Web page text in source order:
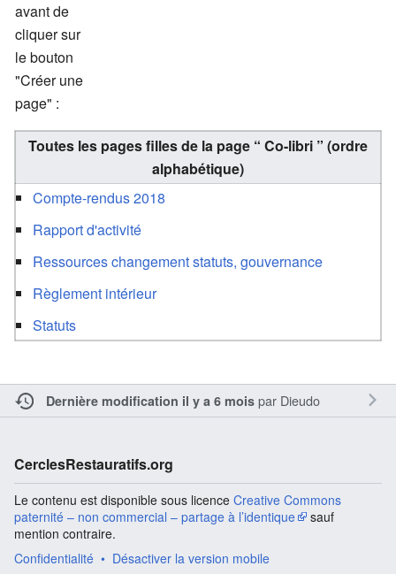
avant de
cliquer sur
le bouton
"Créer une
page" :
Toutes les pages filles de la page “ Co-libri ” (ordre
alphabétique)
Compte-rendus 2018
Rapport d'activité
Ressources changement statuts, gouvernance
Règlement intérieur
Statuts
Dernière modification il y a 6 moispar Dieudo
CerclesRestauratifs.org
Le contenu est disponible sous licence Creative Commons
paternité – non commercial – partage à l’identique
sauf
mention contraire.
Confidentialité
Désactiver la version mobile